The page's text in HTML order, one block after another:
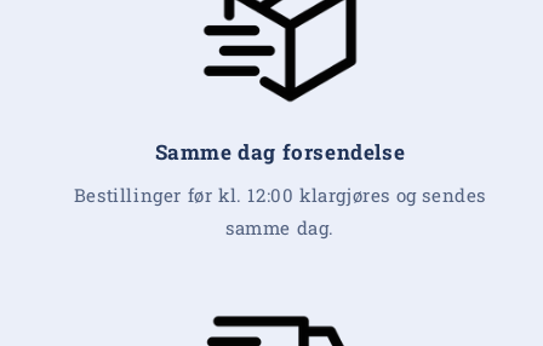
Samme dag forsendelse
Bestillinger før kl. 12:00 klargjøres og sendes
samme dag.